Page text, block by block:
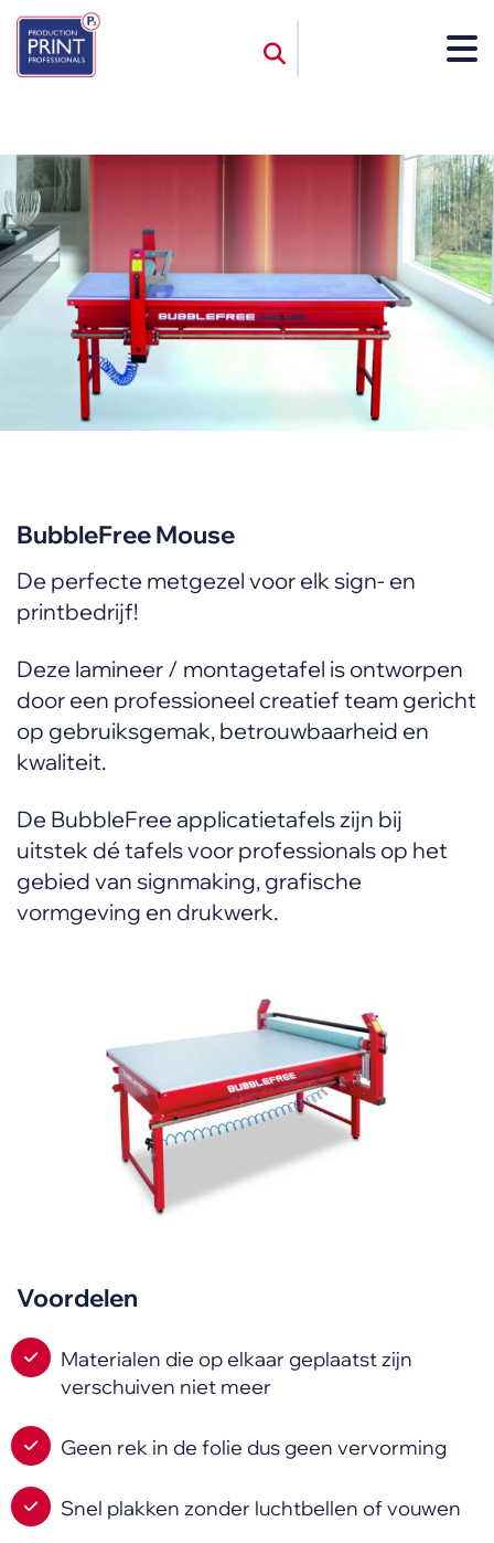
BubbleFree Mouse
De perfecte metgezel voor elk sign- en
printbedrijf!
Deze lamineer / montagetafel is ontworpen
door een professioneel creatief team gericht
op gebruiksgemak, betrouwbaarheid en
kwaliteit.
De BubbleFree applicatietafels zijn bij
uitstek dé tafels voor professionals op het
gebied van signmaking, grafische
vormgeving en drukwerk.
Voordelen
Materialen die op elkaar geplaatst zijn
verschuiven niet meer
Geen rek in de folie dus geen vervorming
Snel plakken zonder luchtbellen of vouwen